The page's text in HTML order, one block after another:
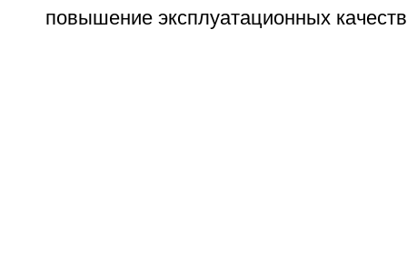
повышение эксплуатационных